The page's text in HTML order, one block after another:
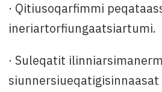
· Qitiusoqarfimmi
ineriartorfiungaatsiartumi.
· Suleqatit
siunnersiueqatigisinnaasat